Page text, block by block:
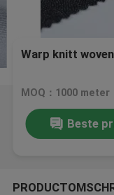
Warp knitt
MOQ：1000 meter
Beste